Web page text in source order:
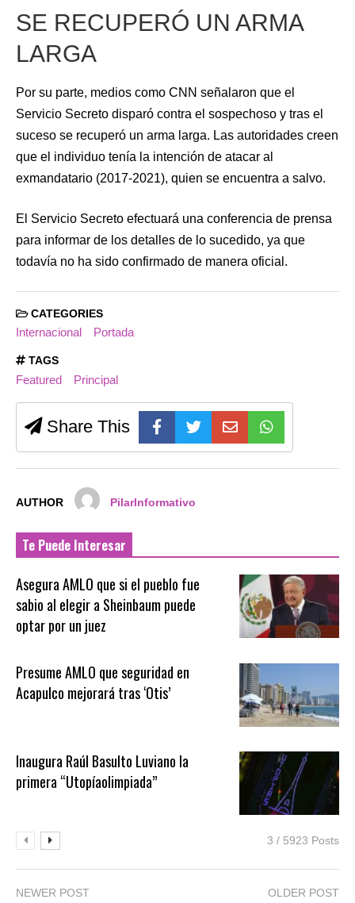
SE RECUPERÓ UN ARMA
LARGA
Por su parte, medios como CNN señalaron que el
Servicio Secreto disparó contra el sospechoso y tras el
suceso se recuperó un arma larga. Las autoridades creen
que el individuo tenía la intención de atacar al
exmandatario (2017-2021), quien se encuentra a salvo.
El Servicio Secreto efectuará una conferencia de prensa
para informar de los detalles de lo sucedido, ya que
todavía no ha sido confirmado de manera oficial.
CATEGORIES
Internacional Portada
TAGS
Featured Principal
Share This
AUTHOR PilarInformativo
Te Puede Interesar
Asegura AMLO que si el pueblo fue
sabio al elegir a Sheinbaum puede
optar por un juez
Presume AMLO que seguridad en
Acapulco mejorará tras ‘Otis’
Inaugura Raúl Basulto Luviano la
primera “Utopíaolimpiada”
3 / 5923 Posts
NEWER POST OLDER POST